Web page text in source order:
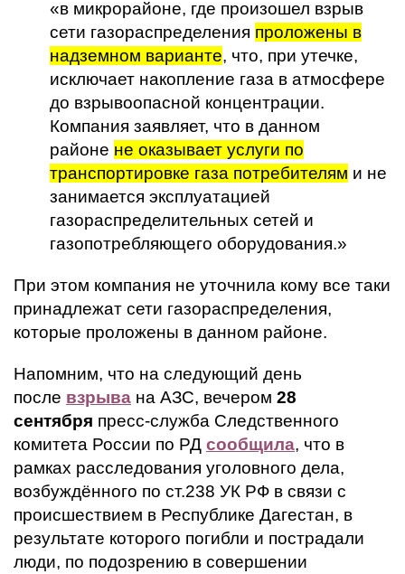
«в микрорайоне, где произошел взрыв
сети газораспределения проложены в
надземном варианте, что, при утечке,
исключает накопление газа в атмосфере
до взрывоопасной концентрации.
Компания заявляет, что в данном
районе не оказывает услуги по
транспортировке газа потребителям и не
занимается эксплуатацией
газораспределительных сетей и
газопотребляющего оборудования.»
При этом компания не уточнила кому все таки
принадлежат сети газораспределения,
которые проложены в данном районе.
Напомним, что на следующий день
после взрыва на АЗС, вечером 28
сентября пресс-служба Следственного
комитета России по РД сообщила, что в
рамках расследования уголовного дела,
возбуждённого по ст.238 УК РФ в связи с
происшествием в Республике Дагестан, в
результате которого погибли и пострадали
люди, по подозрению в совершении